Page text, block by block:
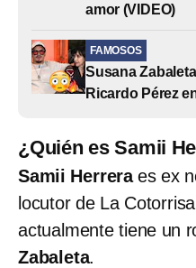
amor (VIDEO)
FAMOSOS
Susana
Ricardo Pérez
¿Quién es Samii
Samii Herreraes ex
locutor de La
actualmente tiene un
Zabaleta.